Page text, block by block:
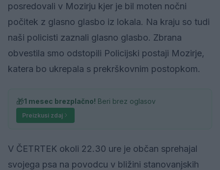
posredovali v Mozirju kjer je bil moten nočni
počitek z glasno glasbo iz lokala. Na kraju so tudi
naši policisti zaznali glasno glasbo. Zbrana
obvestila smo odstopili Policijski postaji Mozirje,
katera bo ukrepala s prekrškovnim postopkom.
🎁1 mesec brezplačno! Beri brez oglasov
Preizkusi zdaj
V ČETRTEK okoli 22.30 ure je občan sprehajal
svojega psa na povodcu v bližini stanovanjskih